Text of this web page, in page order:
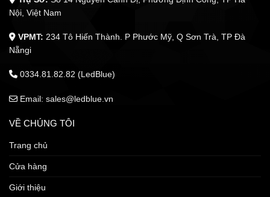
Nội, Việt Nam
VPMT: 234 Tô Hiến Thành. P Phước Mỹ, Q Sơn Trà, TP Đà
Nẵngi
0334.81.82.82 (LedBlue)
Email: sales@ledblue.vn
VỀ CHÚNG TÔI
Trang chủ
Cửa hàng
Giới thiệu